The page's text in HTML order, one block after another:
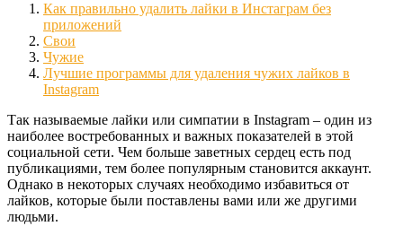
Как правильно удалить лайки в Инстаграм без
приложений
Свои
Чужие
Лучшие программы для удаления чужих лайков в
Instagram
Так называемые лайки или симпатии в Instagram – один из
наиболее востребованных и важных показателей в этой
социальной сети. Чем больше заветных сердец есть под
публикациями, тем более популярным становится аккаунт.
Однако в некоторых случаях необходимо избавиться от
лайков, которые были поставлены вами или же другими
людьми.